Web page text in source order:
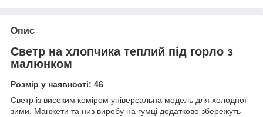
Опис
Светр на хлопчика теплий під горло з
малюнком
Розмір у наявності: 46
Светр із високим коміром універсальна модель для холодної
зими. Манжети та низ виробу на гумці додатково збережуть